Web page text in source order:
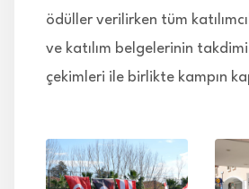
ödüller verilirken tüm
ve katılım belgelerinin
çekimleri ile birlikte kampın